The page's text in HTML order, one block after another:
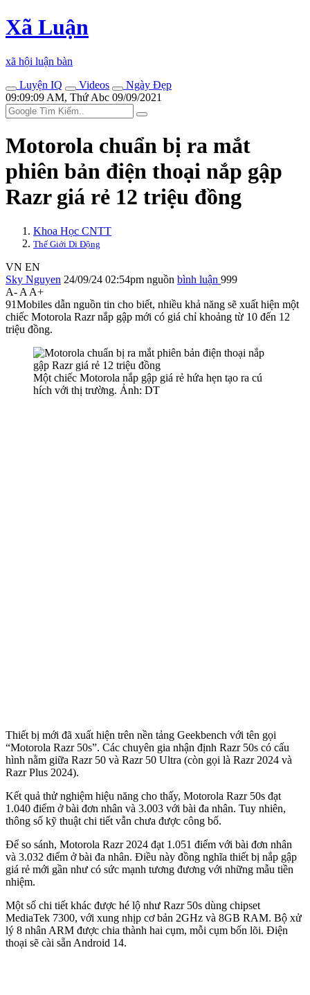
Xã Luận
xã hội luận bàn
Luyện IQ
Videos
Ngày Đẹp
09:09:09 AM, Thứ Abc 09/09/2021
Motorola chuẩn bị ra mắt
phiên bản điện thoại nắp gập
Razr giá rẻ 12 triệu đồng
Khoa Học CNTT
Thế Giới Di Động
VN EN
Sky Nguyen 24/09/24 02:54pm nguồn bình luận 999
A- A A+
91Mobiles dẫn nguồn tin cho biết, nhiều khả năng sẽ xuất hiện một
chiếc Motorola Razr nắp gập mới có giá chỉ khoảng từ 10 đến 12
triệu đồng.
Một chiếc Motorola nắp gập giá rẻ hứa hẹn tạo ra cú
hích với thị trường. Ảnh: DT
Thiết bị mới đã xuất hiện trên nền tảng Geekbench với tên gọi
“Motorola Razr 50s”. Các chuyên gia nhận định Razr 50s có cấu
hình nằm giữa Razr 50 và Razr 50 Ultra (còn gọi là Razr 2024 và
Razr Plus 2024).
Kết quả thử nghiệm hiệu năng cho thấy, Motorola Razr 50s đạt
1.040 điểm ở bài đơn nhân và 3.003 với bài đa nhân. Tuy nhiên,
thông số kỹ thuật chi tiết vẫn chưa được công bố.
Để so sánh, Motorola Razr 2024 đạt 1.051 điểm với bài đơn nhân
và 3.032 điểm ở bài đa nhân. Điều này đồng nghĩa thiết bị nắp gập
giá rẻ mới gần như có sức mạnh tương đương với những mẫu tiền
nhiệm.
Một số chi tiết khác được hé lộ như Razr 50s dùng chipset
MediaTek 7300, với xung nhịp cơ bản 2GHz và 8GB RAM. Bộ xử
lý 8 nhân ARM được chia thành hai cụm, mỗi cụm bốn lõi. Điện
thoại sẽ cài sẵn Android 14.